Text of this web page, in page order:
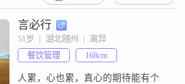
言必行
51岁  |  湖北随州  |  离异
餐饮管理
168cm
人累，心也累，真心的期待能有个